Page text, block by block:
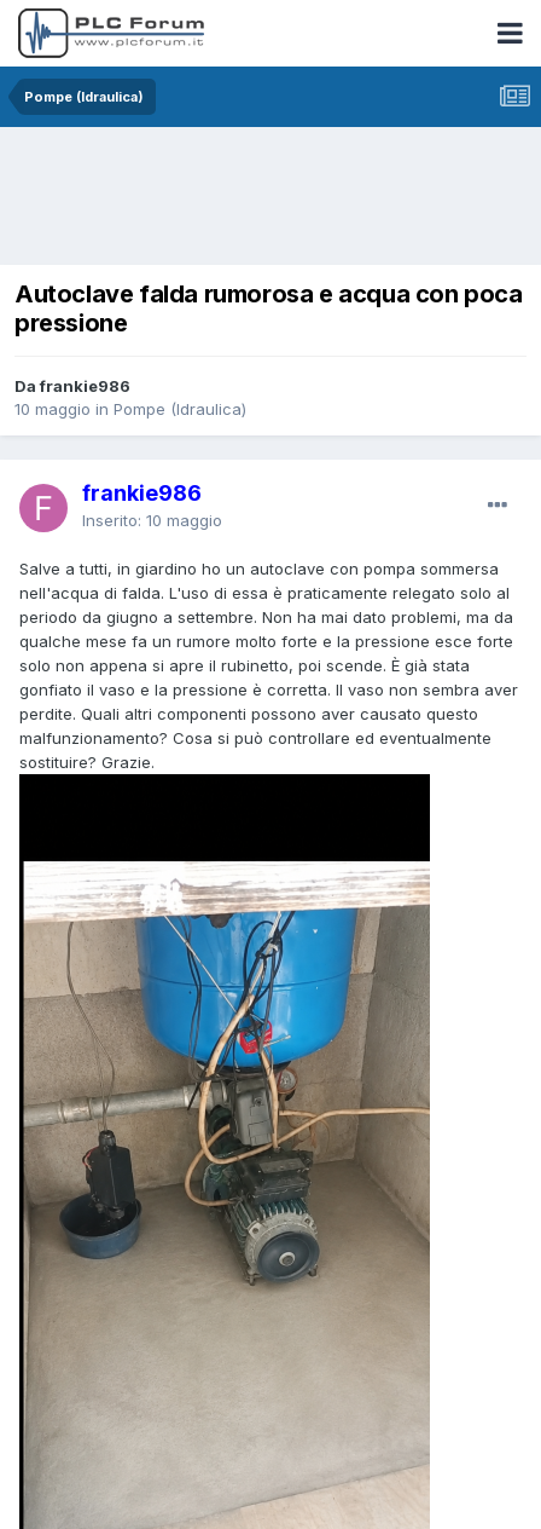
Pompe (Idraulica)
Autoclave falda rumorosa e acqua con poca
pressione
Da frankie986
10 maggio in Pompe (Idraulica)
frankie986
Inserito: 10 maggio
Salve a tutti, in giardino ho un autoclave con pompa sommersa
nell'acqua di falda. L'uso di essa è praticamente relegato solo al
periodo da giugno a settembre. Non ha mai dato problemi, ma da
qualche mese fa un rumore molto forte e la pressione esce forte
solo non appena si apre il rubinetto, poi scende. È già stata
gonfiato il vaso e la pressione è corretta. Il vaso non sembra aver
perdite. Quali altri componenti possono aver causato questo
malfunzionamento? Cosa si può controllare ed eventualmente
sostituire? Grazie.